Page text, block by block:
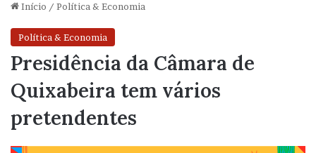
Início / Política & Economia
Política & Economia
Presidência da Câmara de
Quixabeira tem vários
pretendentes